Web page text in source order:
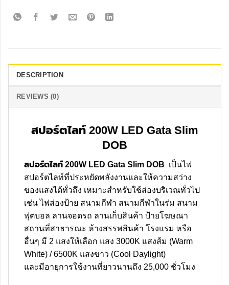
DESCRIPTION
REVIEWS (0)
สปอร์ตไลท์ 200W LED Gata Slim
DOB
สปอร์ตไลท์ 200W LED Gata Slim DOB เป็นไฟ
สปอร์ตไลท์ที่ประหยัดพลังงานและให้ความสว่าง
ของแสงได้ทั่วถึง เหมาะสำหรับใช้ส่องบริเวณทั่วไป
เช่น ไฟส่องป้าย สนามกีฬา สนามกีฬาในร่ม สนาม
ฟุตบอล ลานจอดรถ ลานเก็บสินค้า ป้ายโฆษณา
สถานที่สาธารณะ ห้างสรรพสินค้า โรงแรม หรือ
อื่นๆ มี 2 แสงให้เลือก แสง 3000K แสงส้ม (Warm
White) / 6500K แสงขาว (Cool Daylight)
และมีอายุการใช้งานที่ยาวนานถึง 25,000 ชั่วโมง